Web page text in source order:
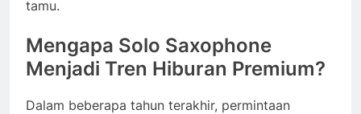
tamu.
Mengapa Solo Saxophone
Menjadi Tren Hiburan Premium?
Dalam beberapa tahun terakhir, permintaan